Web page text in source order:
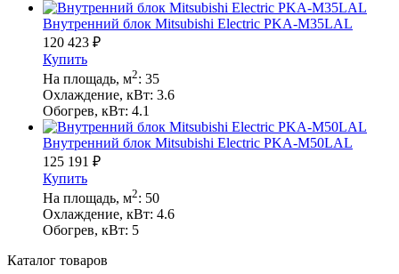
Внутренний блок Mitsubishi Electric PKA-M35LAL
120 423 ₽
Купить
На площадь, м2: 35
Охлаждение, кВт: 3.6
Обогрев, кВт: 4.1
Внутренний блок Mitsubishi Electric PKA-M50LAL
125 191 ₽
Купить
На площадь, м2: 50
Охлаждение, кВт: 4.6
Обогрев, кВт: 5
Каталог товаров